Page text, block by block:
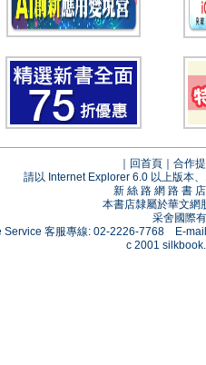
回首頁
合作
請以 Internet Explorer 6.0 以上版本
新 絲 路 網 路 書
本書店隸屬於華文網
采舍國際
Service 客服專線: 02-2226-7768 E-
c 2001